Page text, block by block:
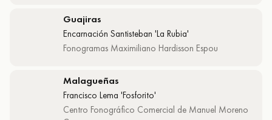
Guajiras
Encarnación Santisteban 'La Rubia'
Fonogramas Maximiliano Hardisson Espou
Malagueñas
Francisco Lema 'Fosforito'
Centro Fonográfico Comercial de Manuel Moreno